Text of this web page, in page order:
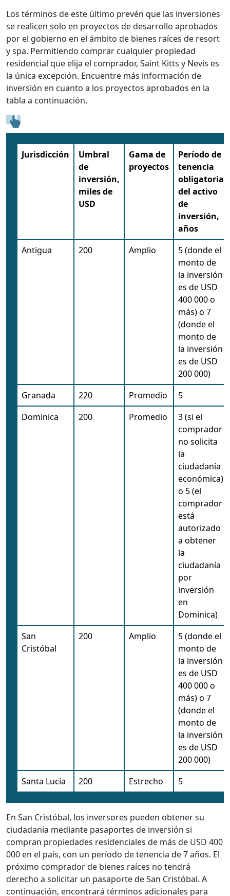
Los términos de este último prevén que las inversiones
se realicen solo en proyectos de desarrollo aprobados
por el gobierno en el ámbito de bienes raíces de resort
y spa. Permitiendo comprar cualquier propiedad
residencial que elija el comprador, Saint Kitts y Nevis es
la única excepción. Encuentre más información de
inversión en cuanto a los proyectos aprobados en la
tabla a continuación.
Jurisdicción
Umbral
de
inversión,
miles de
USD
Gama de
proyectos
Período de
tenencia
obligatoria
del activo
de
inversión,
años
Antigua
200 Amplio
5 (donde el
monto de
la inversión
es de USD
400 000 o
más) o 7
(donde el
monto de
la inversión
es de USD
200 000)
Granada
220 Promedio
5
Dominica
200 Promedio
3 (si el
comprador
no solicita
la
ciudadanía
económica)
o 5 (el
comprador
está
autorizado
a obtener
la
ciudadanía
por
inversión
en
Dominica)
San
Cristóbal
200 Amplio
5 (donde el
monto de
la inversión
es de USD
400 000 o
más) o 7
(donde el
monto de
la inversión
es de USD
200 000)
Santa Lucía
200 Estrecho 5
En San Cristóbal, los inversores pueden obtener su
ciudadanía mediante pasaportes de inversión si
compran propiedades residenciales de más de USD 400
000 en el país, con un período de tenencia de 7 años. El
próximo comprador de bienes raíces no tendrá
derecho a solicitar un pasaporte de San Cristóbal. A
continuación, encontrará términos adicionales para